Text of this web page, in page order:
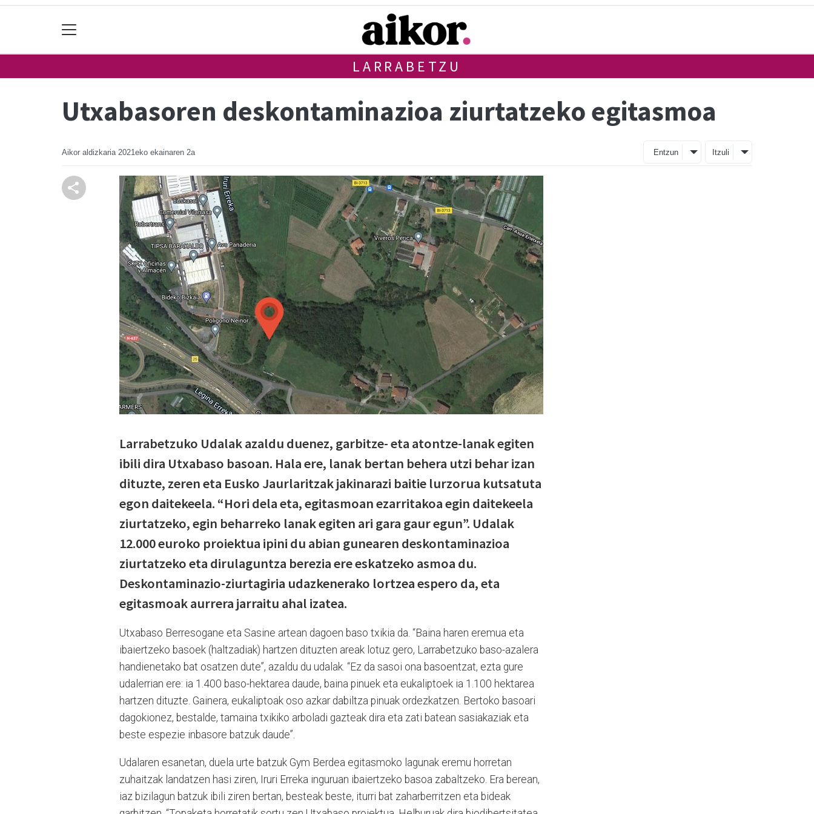
LARRABETZU
Utxabasoren deskontaminazioa ziurtatzeko egitasmoa
Aikor aldizkaria 2021eko ekainaren 2a Entzun Itzuli
Larrabetzuko Udalak azaldu duenez, garbitze- eta atontze-lanak egiten
ibili dira Utxabaso basoan. Hala ere, lanak bertan behera utzi behar izan
dituzte, zeren eta Eusko Jaurlaritzak jakinarazi baitie lurzorua kutsatuta
egon daitekeela. “Hori dela eta, egitasmoan ezarritakoa egin daitekeela
ziurtatzeko, egin beharreko lanak egiten ari gara gaur egun”. Udalak
12.000 euroko proiektua ipini du abian gunearen deskontaminazioa
ziurtatzeko eta dirulaguntza berezia ere eskatzeko asmoa du.
Deskontaminazio-ziurtagiria udazkenerako lortzea espero da, eta
egitasmoak aurrera jarraitu ahal izatea.
Utxabaso Berresogane eta Sasine artean dagoen baso txikia da. “Baina haren eremua eta
ibaiertzeko basoek (haltzadiak) hartzen dituzten areak lotuz gero, Larrabetzuko baso-azalera
handienetako bat osatzen dute”, azaldu du udalak. “Ez da sasoi ona basoentzat, ezta gure
udalerrian ere: ia 1.400 baso-hektarea daude, baina pinuek eta eukaliptoek ia 1.100 hektarea
hartzen dituzte. Gainera, eukaliptoak oso azkar dabiltza pinuak ordezkatzen. Bertoko basoari
dagokionez, bestalde, tamaina txikiko arboladi gazteak dira eta zati batean sasiakaziak eta
beste espezie inbasore batzuk daude”.
Udalaren esanetan, duela urte batzuk Gym Berdea egitasmoko lagunak eremu horretan
zuhaitzak landatzen hasi ziren, Iruri Erreka inguruan ibaiertzeko basoa zabaltzeko. Era berean,
iaz bizilagun batzuk ibili ziren bertan, besteak beste, iturri bat zaharberritzen eta bideak